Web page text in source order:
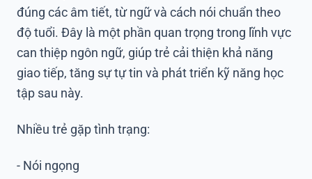
đúng các âm tiết, từ ngữ và cách nói chuẩn theo
độ tuổi. Đây là một phần quan trọng trong lĩnh vực
can thiệp ngôn ngữ, giúp trẻ cải thiện khả năng
giao tiếp, tăng sự tự tin và phát triển kỹ năng học
tập sau này.
Nhiều trẻ gặp tình trạng:
- Nói ngọng